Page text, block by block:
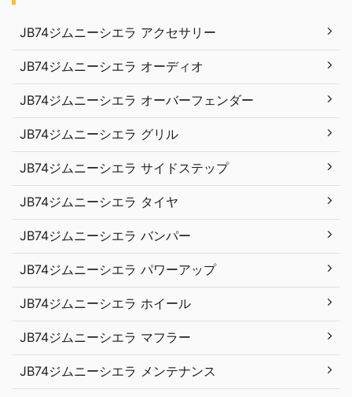
JB74ジムニーシエラ アクセサリー
JB74ジムニーシエラ オーディオ
JB74ジムニーシエラ オーバーフェンダー
JB74ジムニーシエラ グリル
JB74ジムニーシエラ サイドステップ
JB74ジムニーシエラ タイヤ
JB74ジムニーシエラ バンパー
JB74ジムニーシエラ パワーアップ
JB74ジムニーシエラ ホイール
JB74ジムニーシエラ マフラー
JB74ジムニーシエラ メンテナンス